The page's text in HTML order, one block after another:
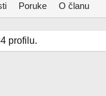
Poruke O članu
profilu.